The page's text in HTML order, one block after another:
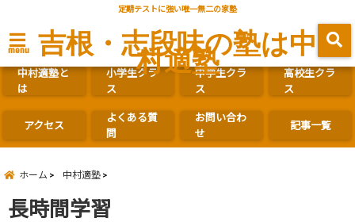
定期テストに強い唯一無二の家塾
menu 吉根・志段味の塾は中
村適塾
中村適塾と
は
小学生クラ
ス
中学生クラ
ス
高校生クラ
ス
アクセス
よくある質
問
お問い合わ
せ
記事一覧
ホーム 中村適塾
長時間学習